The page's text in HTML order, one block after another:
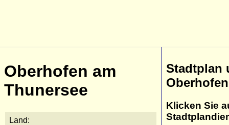
Oberhofen am
Thunersee
Land:
Stadtplan
Klicken Sie